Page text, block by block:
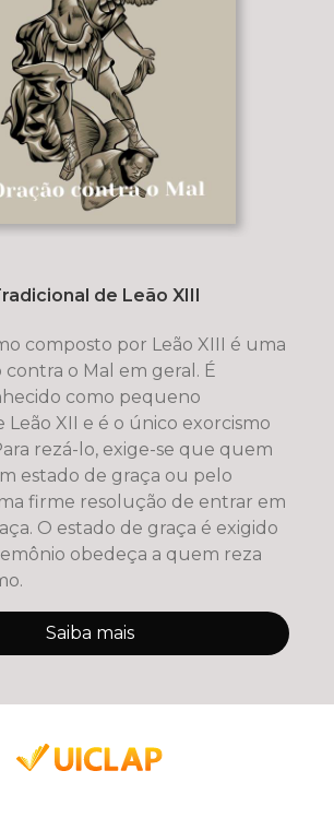
de Leão XIII
composto por Leão XIII é uma
contra o Mal em geral. É
como pequeno
Leão XII e é o único exorcismo
rezá-lo, exige-se que quem
estado de graça ou pelo
firme resolução de entrar em
O estado de graça é exigido
obedeça a quem reza
Saiba mais